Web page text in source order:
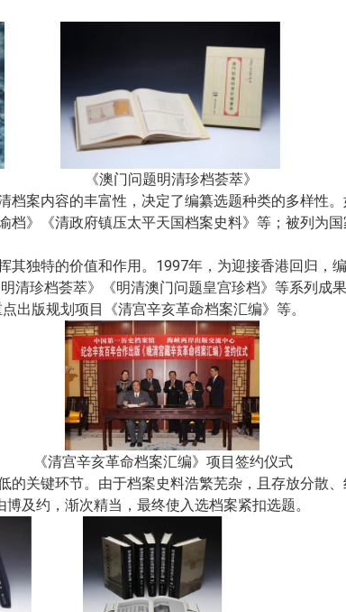
《澳门问题明清珍档荟萃》
案内容的丰富性，决定了编纂选题种类的多样性
》《清政府镇压太平天国档案史料》等；被列为国
独特的价值和作用。1997年，为迎接香港回归，
珍档荟萃》《明清澳门问题皇宫珍档》等系列成
出版规划项目《清宫辛亥革命档案汇编》等。
《清宫辛亥革命档案汇编》项目签约仪式
的关键环节。由于档案史料浩繁芜杂，且存放分散
及约，渐次精当，最终使入选档案紧扣选题。